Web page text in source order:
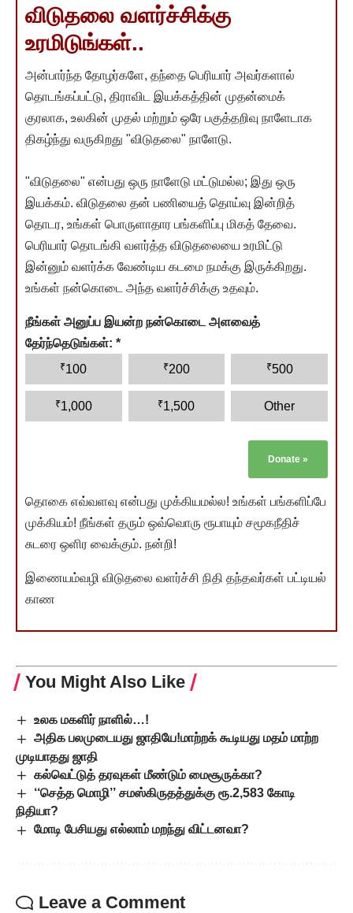
விடுதலை வளர்ச்சிக்கு
உரமிடுங்கள்..
அன்பார்ந்த தோழர்களே, தந்தை பெரியார் அவர்களால்
தொடங்கப்பட்டு, திராவிட இயக்கத்தின் முதன்மைக்
குரலாக, உலகின் முதல் மற்றும் ஒரே பகுத்தறிவு நாளேடாக
திகழ்ந்து வருகிறது "விடுதலை" நாளேடு.
"விடுதலை" என்பது ஒரு நாளேடு மட்டுமல்ல; இது ஒரு
இயக்கம். விடுதலை தன் பணியைத் தொய்வு இன்றித்
தொடர, உங்கள் பொருளாதார பங்களிப்பு மிகத் தேவை.
பெரியார் தொடங்கி வளர்த்த விடுதலையை உரமிட்டு
இன்னும் வளர்க்க வேண்டிய கடமை நமக்கு இருக்கிறது.
உங்கள் நன்கொடை அந்த வளர்ச்சிக்கு உதவும்.
நீங்கள் அனுப்ப இயன்ற நன்கொடை அளவைத்
தேர்ந்தெடுங்கள்: *
₹100 ₹200 ₹500
₹1,000 ₹1,500 Other
Donate »
தொகை எவ்வளவு என்பது முக்கியமல்ல! உங்கள் பங்களிப்பே
முக்கியம்! நீங்கள் தரும் ஒவ்வொரு ரூபாயும் சமூகநீதிச்
சுடரை ஒளிர வைக்கும். நன்றி!
இணையம்வழி விடுதலை வளர்ச்சி நிதி தந்தவர்கள் பட்டியல்
காண
You Might Also Like
உலக மகளிர் நாளில்…!
அதிக பலமுடையது ஜாதியே!மாற்றக் கூடியது மதம் மாற்ற
முடியாதது ஜாதி
கல்வெட்டுத் தரவுகள் மீண்டும் மைசூருக்கா?
‘‘செத்த மொழி’’ சமஸ்கிருதத்துக்கு ரூ.2,583 கோடி
நிதியா?
மோடி பேசியது எல்லாம் மறந்து விட்டனவா?
Leave a Comment